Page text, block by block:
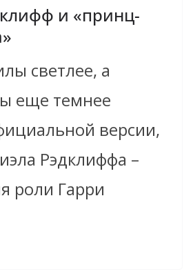
и «принц-
светлее, а
еще темнее
версии,
Рэдклиффа –
роли Гарри